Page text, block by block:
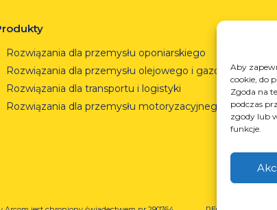
Aby
cookie, do
Zgoda na
podczas
zgody lub
funkcje.
Rozwiązania dla przemysłu oponiarskiego
Rozwiązania dla przemysłu olejowego i gazowego
Rozwiązania dla transportu i logistyki
Rozwiązania dla przemysłu motoryzacyjnego